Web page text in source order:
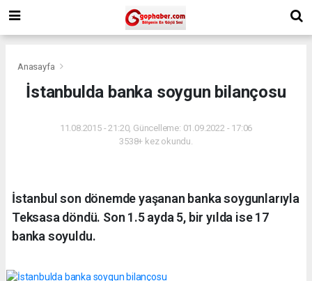
Anasayfa
İstanbulda banka soygun bilançosu
11.08.2015 - 21:20, Güncelleme: 01.09.2022 - 17:06
3538+ kez okundu.
İstanbul son dönemde yaşanan banka soygunlarıyla
Teksasa döndü. Son 1.5 ayda 5, bir yılda ise 17
banka soyuldu.